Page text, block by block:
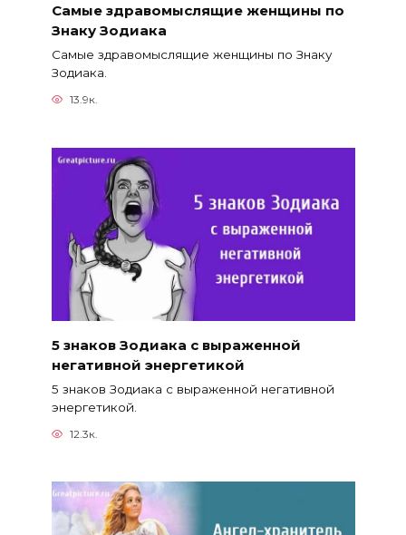
Самые здравомыслящие женщины по
Знаку Зодиака
Самые здравомыслящие женщины по Знаку
Зодиака.
13.9к.
5 знаков Зодиака с выраженной
негативной энергетикой
5 знаков Зодиака с выраженной негативной
энергетикой.
12.3к.